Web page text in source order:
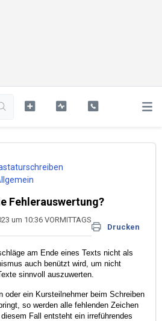
Fehlerauswertung?
Drucken
um 10:36 VORMITTAGS
am Ende eines Texts nicht als
auch benützt wird, um nicht
sinnvoll auszuwerten.
oder ein Kursteilnehmer beim Schreiben
so werden alle fehlenden Zeichen
Fall entsteht ein irreführendes